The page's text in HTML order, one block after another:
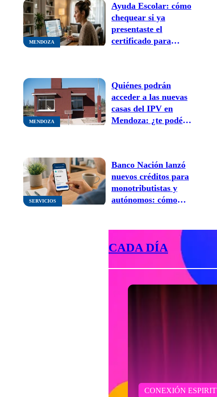
MENDOZA
Ayuda Escolar: cómo
chequear si ya
presentaste el
certificado para
MENDOZA
Quiénes podrán
acceder a las nuevas
casas del IPV en
Mendoza: ¿te podés
SERVICIOS
Banco Nación lanzó
nuevos créditos para
monotributistas y
autónomos: cómo
CADA DÍA
CONEXIÓN